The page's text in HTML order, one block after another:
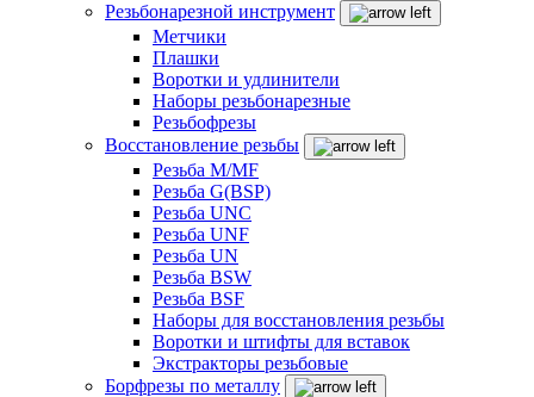
Резьбонарезной инструмент
Метчики
Плашки
Воротки и удлинители
Наборы резьбонарезные
Резьбофрезы
Восстановление резьбы
Резьба M/MF
Резьба G(BSP)
Резьба UNC
Резьба UNF
Резьба UN
Резьба BSW
Резьба BSF
Наборы для восстановления резьбы
Воротки и штифты для вставок
Экстракторы резьбовые
Борфрезы по металлу